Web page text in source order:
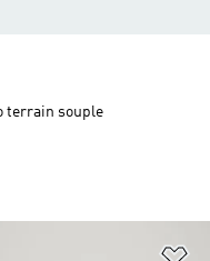
à la Liste de produits
terrain souple